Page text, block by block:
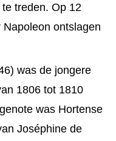
treden. Op 12
ontslagen
was de jongere
1806 tot 1810
was Hortense
Joséphine de